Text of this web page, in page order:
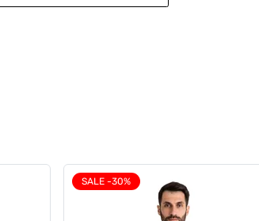
Комплект трусів "First Choice", 2
SALE -30%